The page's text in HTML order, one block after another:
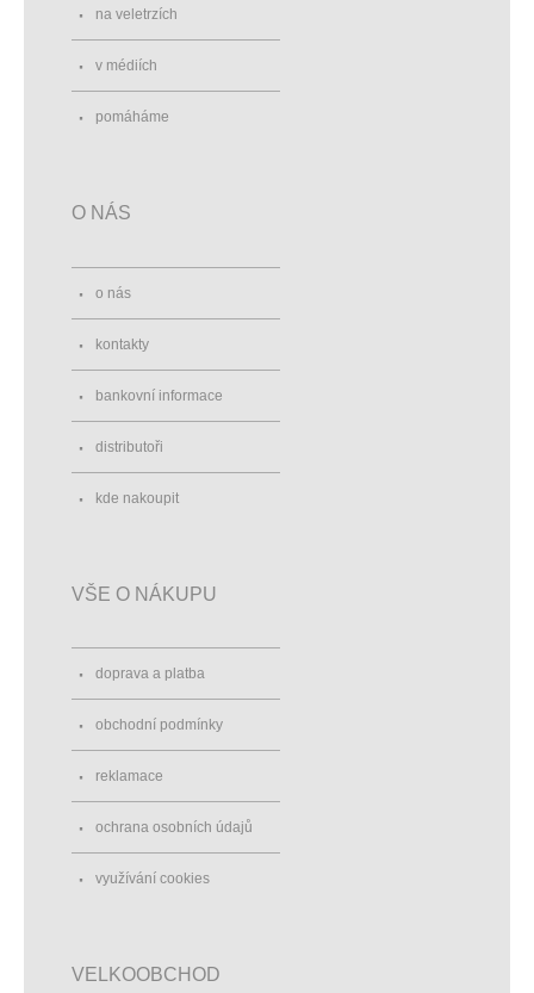
na veletrzích
v médiích
pomáháme
O NÁS
o nás
kontakty
bankovní informace
distributoři
kde nakoupit
VŠE O NÁKUPU
doprava a platba
obchodní podmínky
reklamace
ochrana osobních údajů
využívání cookies
VELKOOBCHOD